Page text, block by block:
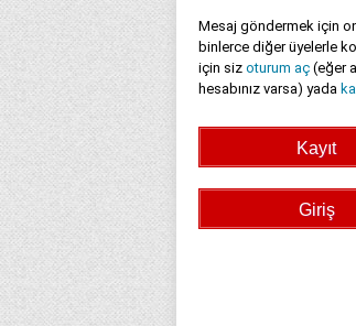
Mesaj göndermek için
binlerce diğer üyelerle
için siz oturum aç (eğer
hesabınız varsa) yada